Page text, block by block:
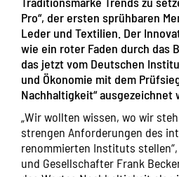
Pro“, der ersten sprühbaren
Leder und Textilien. Der
wie ein roter Faden durch das
das jetzt vom Deutschen
und Ökonomie mit dem
Nachhaltigkeit“ ausgezeichnet
„Wir wollten wissen, wo wir
strengen Anforderungen des
renommierten Instituts
und Gesellschafter Frank